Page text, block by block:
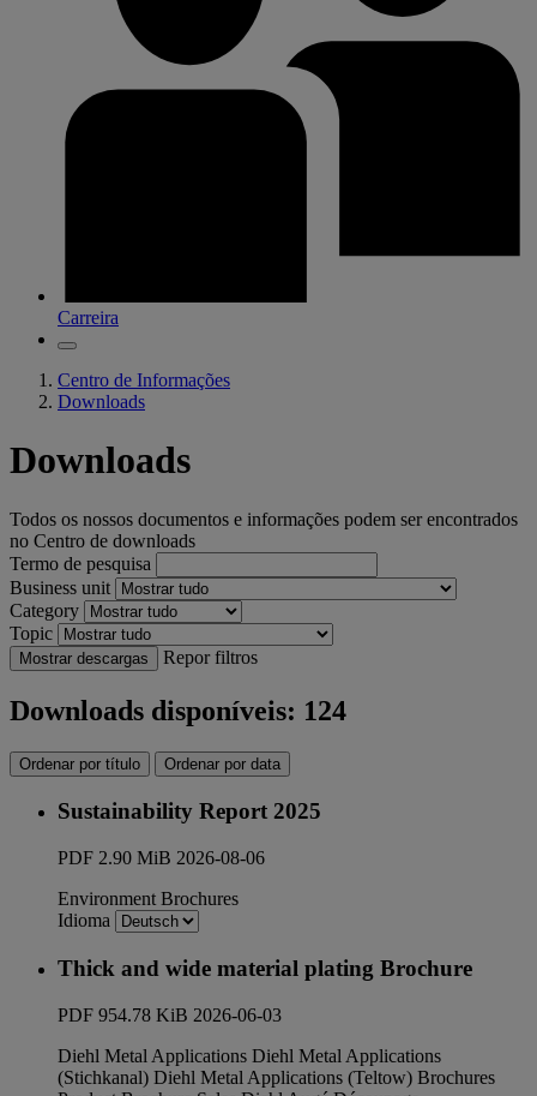
Carreira
Centro de Informações
Downloads
Downloads
Todos os nossos documentos e informações podem ser encontrados
no Centro de downloads
Termo de pesquisa
Business unit
Category
Topic
Mostrar descargas Repor filtros
Downloads disponíveis: 124
Ordenar por título Ordenar por data
Sustainability Report 2025
PDF 2.90 MiB 2026-08-06
Environment Brochures
Idioma
Thick and wide material plating Brochure
PDF 954.78 KiB 2026-06-03
Diehl Metal Applications Diehl Metal Applications
(Stichkanal) Diehl Metal Applications (Teltow) Brochures